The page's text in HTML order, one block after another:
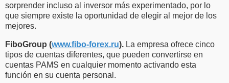
sorprender incluso al inversor más experimentado, por lo
que siempre existe la oportunidad de elegir al mejor de los
mejores.
FiboGroup (www.fibo-forex.ru). La empresa ofrece cinco
tipos de cuentas diferentes, que pueden convertirse en
cuentas PAMS en cualquier momento activando esta
función en su cuenta personal.